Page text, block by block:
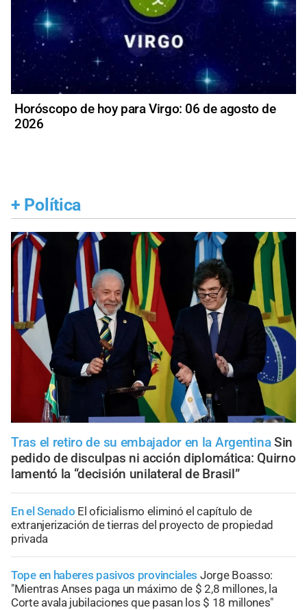
Horóscopo de hoy para Virgo: 06 de agosto de
2026
+ Política
Tras el retiro de su embajador en la Argentina Sin
pedido de disculpas ni acción diplomática: Quirno
lamentó la “decisión unilateral de Brasil”
En el Senado El oficialismo eliminó el capítulo de
extranjerización de tierras del proyecto de propiedad
privada
Tope en haberes pasivos provinciales Jorge Boasso:
"Mientras Anses paga un máximo de $ 2,8 millones, la
Corte avala jubilaciones que pasan los $ 18 millones"